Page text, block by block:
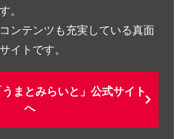
。
ンテンツも充実している真面
イトです。
まとみらいと」公式サイト
へ